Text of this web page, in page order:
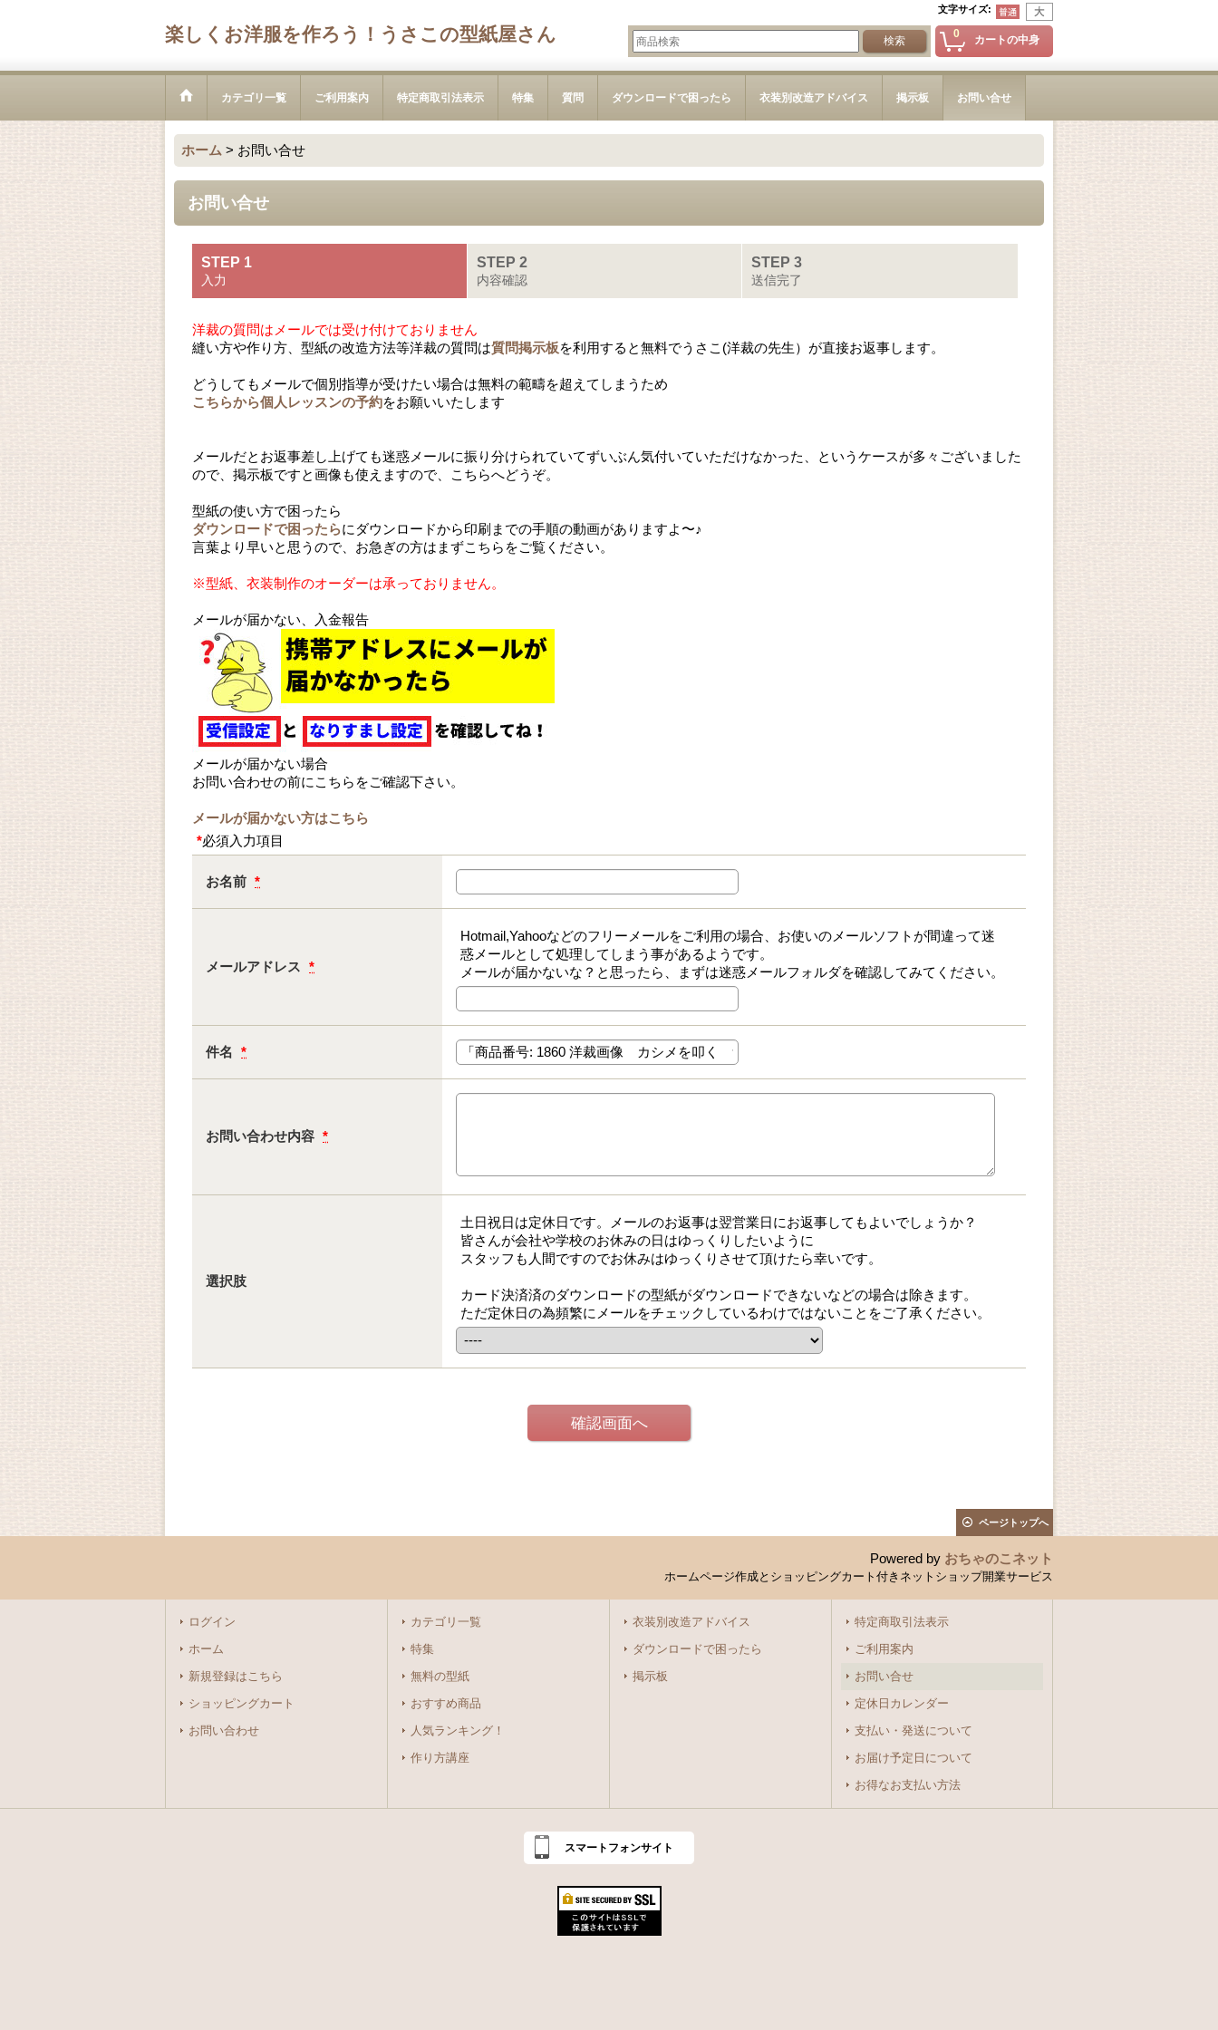
文字サイズ:
楽しくお洋服を作ろう！うさこの型紙屋さん 0 カートの中身
カテゴリ一覧 ご利用案内 特定商取引法表示 特集 質問 ダウンロードで困ったら 衣装別改造アドバイス 掲示板 お問い合せ
ホーム > お問い合せ
お問い合せ
STEP 1
入力
STEP 2
内容確認
STEP 3
送信完了
洋裁の質問はメールでは受け付けておりません
縫い方や作り方、型紙の改造方法等洋裁の質問は質問掲示板を利用すると無料でうさこ(洋裁の先生）が直接お返事します。
どうしてもメールで個別指導が受けたい場合は無料の範疇を超えてしまうため
こちらから個人レッスンの予約をお願いいたします
メールだとお返事差し上げても迷惑メールに振り分けられていてずいぶん気付いていただけなかった、というケースが多々ございました
ので、掲示板ですと画像も使えますので、こちらへどうぞ。
型紙の使い方で困ったら
ダウンロードで困ったらにダウンロードから印刷までの手順の動画がありますよ〜♪
言葉より早いと思うので、お急ぎの方はまずこちらをご覧ください。
※型紙、衣装制作のオーダーは承っておりません。
メールが届かない、入金報告
メールが届かない場合
お問い合わせの前にこちらをご確認下さい。
メールが届かない方はこちら
*必須入力項目
お名前 *
メールアドレス *
Hotmail,Yahooなどのフリーメールをご利用の場合、お使いのメールソフトが間違って迷
惑メールとして処理してしまう事があるようです。
メールが届かないな？と思ったら、まずは迷惑メールフォルダを確認してみてください。
件名 *
お問い合わせ内容 *
選択肢
土日祝日は定休日です。メールのお返事は翌営業日にお返事してもよいでしょうか？
皆さんが会社や学校のお休みの日はゆっくりしたいように
スタッフも人間ですのでお休みはゆっくりさせて頂けたら幸いです。
カード決済済のダウンロードの型紙がダウンロードできないなどの場合は除きます。
ただ定休日の為頻繁にメールをチェックしているわけではないことをご了承ください。
ページトップへ
Powered by おちゃのこネット
ホームページ作成とショッピングカート付きネットショップ開業サービス
ログイン
ホーム
新規登録はこちら
ショッピングカート
お問い合わせ
カテゴリ一覧
特集
無料の型紙
おすすめ商品
人気ランキング！
作り方講座
衣装別改造アドバイス
ダウンロードで困ったら
掲示板
特定商取引法表示
ご利用案内
お問い合せ
定休日カレンダー
支払い・発送について
お届け予定日について
お得なお支払い方法
スマートフォンサイト